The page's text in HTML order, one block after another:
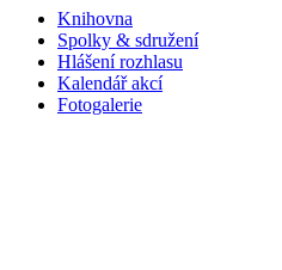
Knihovna
Spolky & sdružení
Hlášení rozhlasu
Kalendář akcí
Fotogalerie